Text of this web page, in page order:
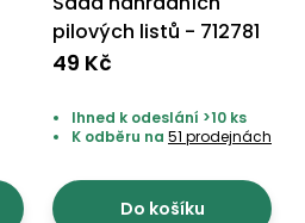
pilových listů - 712781
49 Kč
Ihned k odeslání >10 ks
K odběru na 51 prodejnách
Do košíku